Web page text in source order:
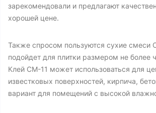
зарекомендовали и предлагают
хорошей цене.
Также спросом пользуются сухие смеси
подойдет для плитки размером не более
Клей CM-11 может использоваться для
известковых поверхностей, кирпича,
вариант для помещений с высокой